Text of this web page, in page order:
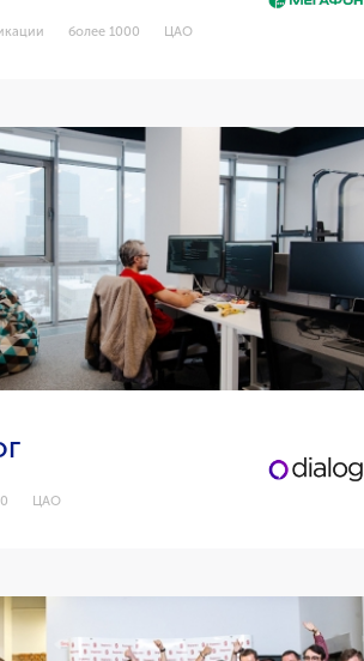
более 1000 ЦАО
ЦАО